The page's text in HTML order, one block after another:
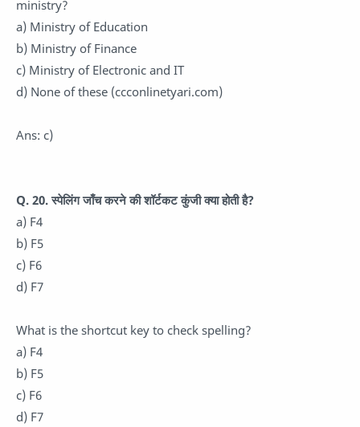
ministry?
a) Ministry of Education
b) Ministry of Finance
c) Ministry of Electronic and IT
d) None of these (ccconlinetyari.com)
Ans: c)
Q. 20. स्पेलिंग जाँच करने की शॉर्टकट कुंजी क्या होती है?
a) F4
b) F5
c) F6
d) F7
What is the shortcut key to check spelling?
a) F4
b) F5
c) F6
d) F7